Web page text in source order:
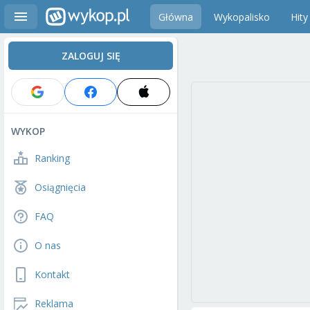
Główna Wykopalisko Hity
ZALOGUJ SIĘ
WYKOP
Ranking
Osiągnięcia
FAQ
O nas
Kontakt
Reklama